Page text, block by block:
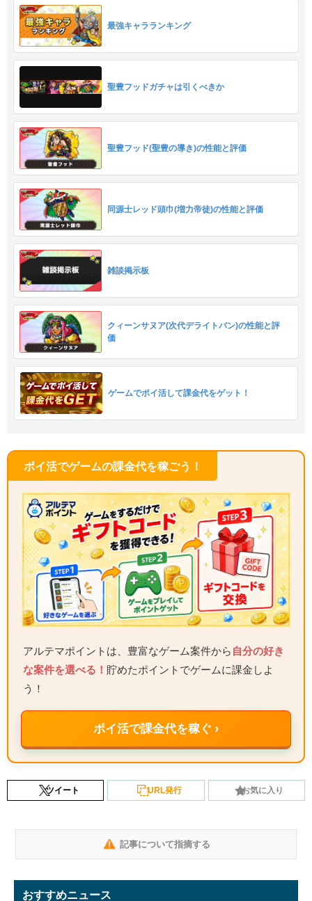
最強キャラランキング
聖豊フッドガチャは引くべきか
聖豊フッド(聖豊の導き)の性能と評価
同源士レッド頭巾(増力帝徒)の性能と評価
雑談掲示板
クィーンサヌア(次代デライトバン)の性能と評
価
ゲームでポイ活して課金代をゲット！
ポイ活でゲームの課金代を稼ごう！
アルテマポイントは、豊富なゲーム案件から 自分の好き
な案件を選べる！ 貯めたポイントでゲームに課金しよ
う！
ポイ活で課金代を稼ぐ ›
ツイート URL発行 お気に入り
記事について指摘する
おすすめニュース